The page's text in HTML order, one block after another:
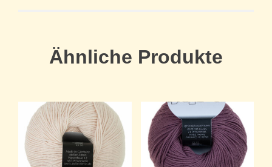
Ähnliche Produkte